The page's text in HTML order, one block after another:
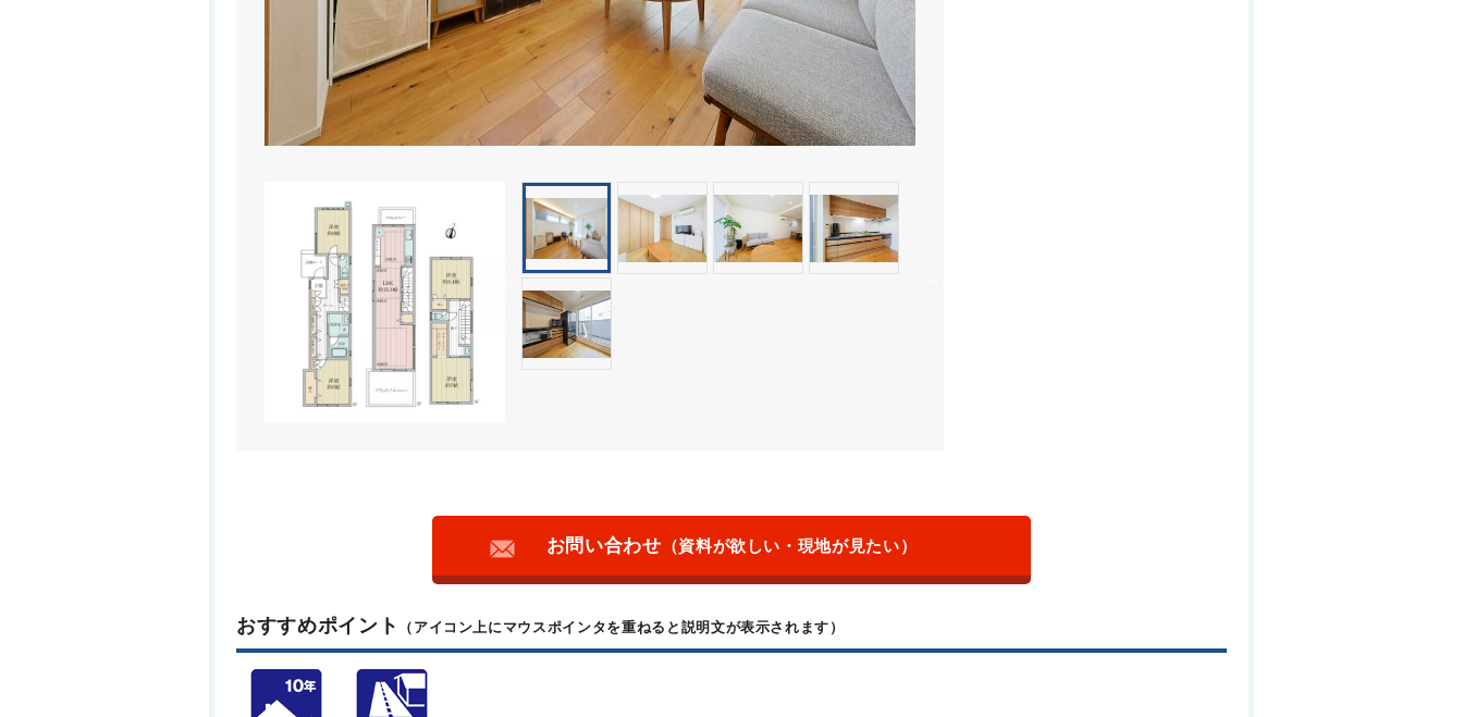
お問い合わせ （資料が欲しい・現地が見たい）
おすすめポイント （アイコン上にマウスポインタを重ねると説明文が表示されます）